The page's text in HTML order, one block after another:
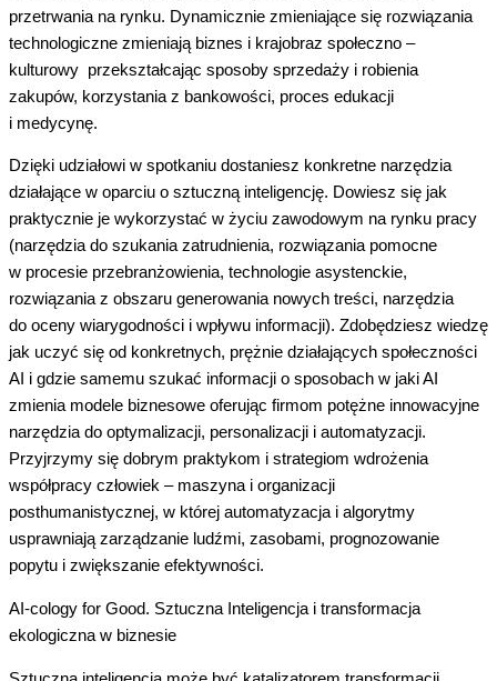
przetrwania na rynku. Dynamicznie zmieniające się rozwiązania
technologiczne zmieniają biznes i krajobraz społeczno –
kulturowy przekształcając sposoby sprzedaży i robienia
zakupów, korzystania z bankowości, proces edukacji
i medycynę.
Dzięki udziałowi w spotkaniu dostaniesz konkretne narzędzia
działające w oparciu o sztuczną inteligencję. Dowiesz się jak
praktycznie je wykorzystać w życiu zawodowym na rynku pracy
(narzędzia do szukania zatrudnienia, rozwiązania pomocne
w procesie przebranżowienia, technologie asystenckie,
rozwiązania z obszaru generowania nowych treści, narzędzia
do oceny wiarygodności i wpływu informacji). Zdobędziesz wiedzę
jak uczyć się od konkretnych, prężnie działających społeczności
AI i gdzie samemu szukać informacji o sposobach w jaki AI
zmienia modele biznesowe oferując firmom potężne innowacyjne
narzędzia do optymalizacji, personalizacji i automatyzacji.
Przyjrzymy się dobrym praktykom i strategiom wdrożenia
współpracy człowiek – maszyna i organizacji
posthumanistycznej, w której automatyzacja i algorytmy
usprawniają zarządzanie ludźmi, zasobami, prognozowanie
popytu i zwiększanie efektywności.
AI-cology for Good. Sztuczna Inteligencja i transformacja
ekologiczna w biznesie